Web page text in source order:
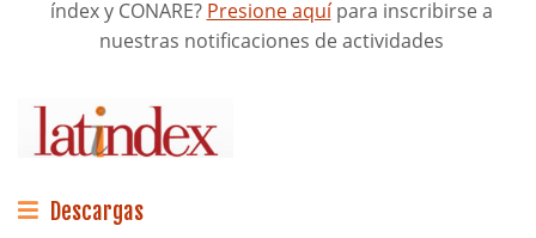
índex y CONARE? Presione aquípara inscribirse a
nuestras notificaciones de actividades
Descargas